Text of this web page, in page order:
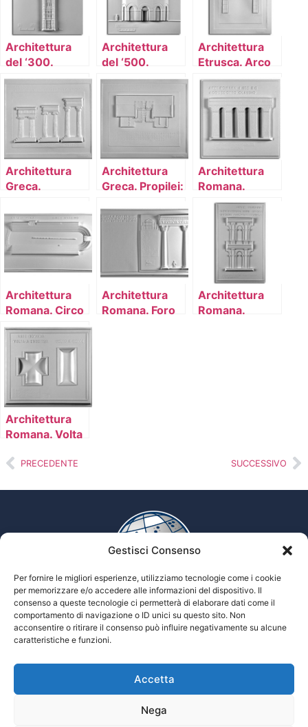
Gestisci Consenso
Per fornire le migliori esperienze, utilizziamo tecnologie come i cookie
per memorizzare e/o accedere alle informazioni del dispositivo. Il
consenso a queste tecnologie ci permetterà di elaborare dati come il
comportamento di navigazione o ID unici su questo sito. Non
acconsentire o ritirare il consenso può influire negativamente su alcune
caratteristiche e funzioni.
Accetta
Nega
Architettura
del ‘300.
Campanile del
(Firenze):
prospetto
Architettura
del ‘500.
Mausoleo di
Teodorico
(Ravenna):
prospetto con
Architettura
Etrusca. Arco
Architettura
Greca.
proporzioni
degli ordini:
Dorico, Ionico,
Architettura
Greca. Propilei:
Architettura
Romana.
Acquedotto
Claudio a
Roma (I sec.
d.C.):
sezione
Architettura
Romana. Circo
Massimo
(Roma): pianta
Architettura
Romana. Foro
Architettura
Romana.
Architettura
Romana. Volta
a crociera
PRECEDENTE SUCCESSIVO
Tiflopedia è un sito della Federazione
Nazionale delle Istituzioni Pro Ciechi
Privacy
Enciclopedia multimediale delle scienze Tiflologiche